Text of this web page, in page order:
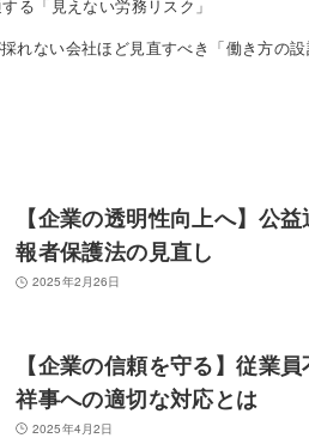
る「見えない労務リスク」
採れない会社ほど見直すべき「働き方の
【企業の透明性向上へ】公益
報者保護法の見直し
2025年2月26日
【企業の信頼を守る】従業員
祥事への適切な対応とは
2025年4月2日